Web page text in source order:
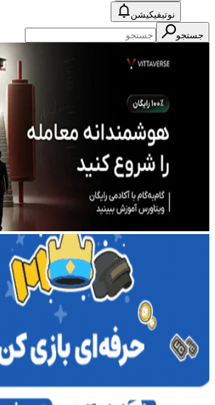
نوتیفیکیشن
جستجو